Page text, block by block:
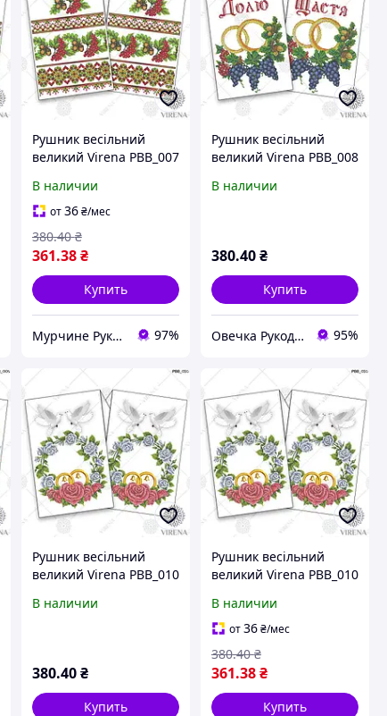
Рушник весільний
великий Virena РВВ_007
В наличии
от36 ₴/мес
361.38 ₴
380.40 ₴
Купить
Мурчине Рукоділля - супермаркет рукоділля !!! 97%
Рушник весільний
великий Virena РВВ_008
В наличии
380.40₴
Купить
Овечка Рукодільниця 95%
Рушник весільний
великий Virena РВВ_010
В наличии
380.40 ₴
Купить
Рушник весільний
великий Virena РВВ_010
В наличии
от36₴/мес
361.38₴
380.40 ₴
Купить